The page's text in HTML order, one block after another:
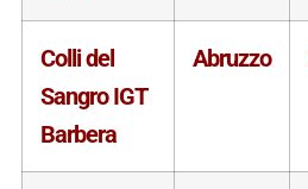
Colli del
Sangro IGT
Barbera
Abruzzo